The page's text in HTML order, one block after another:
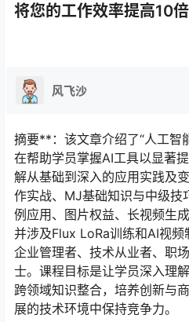
将您的工作效率提高10倍
风飞沙
摘要**：该文章介绍了“人工智
在帮助学员掌握AI工具以显著
解从基础到深入的应用实践及
作实战、MJ基础知识与中级技
例应用、图片权益、长视频生
并涉及Flux LoRa训练和AI视
企业管理者、技术从业者、职
士。课程目标是让学员深入理
跨领域知识整合，培养创新与
展的技术环境中保持竞争力。